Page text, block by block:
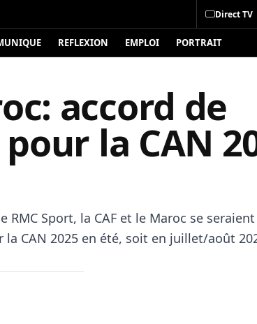
Direct TV
REFLEXION EMPLOI PORTRAIT
accord de
la CAN
RMC Sport, la CAF et le Maroc se seraient
CAN 2025 en été, soit en juillet/août